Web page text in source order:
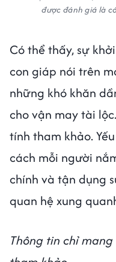
được đánh giá là
Có thể thấy, sự
con giáp nói trên
những khó khăn
cho vận may tài
tính tham khảo.
cách mỗi người
chính và tận dụng
quan hệ xung
Thông tin chỉ